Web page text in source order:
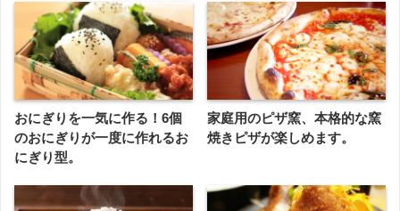
おにぎりを一気に作る！6個
のおにぎりが一度に作れるお
にぎり型。
家庭用のピザ窯、本格的な窯
焼きピザが楽しめます。